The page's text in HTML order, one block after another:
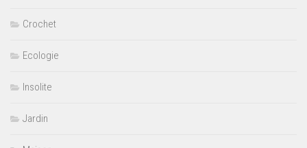
Crochet
Ecologie
Insolite
Jardin